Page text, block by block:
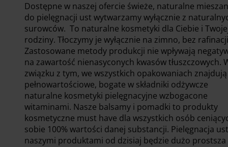
Dostępne w naszej ofercie świeże, naturalne
do pielęgnacji ust wytwarzamy wyłącznie z
surowców. To naturalne kosmetyki dla Ciebie i
rodziny. Tłoczymy je wyłącznie na zimno, bez
Zastosowane metody produkcji nie wpływają
na zawartość nienasyconych kwasów tłuszczowych.
związku z tym, we wszystkich opakowaniach
pełnowartościowe, bogate w składniki odżywcze
naturalne kosmetyki pielęgnacyjne wzbogacone
witaminami. Nasze balsamy i pomadki to produkty
kosmetyczne must have dla wszystkich osób
sobie 100% wartości danej substancji. Pielęgnacja
naszymi produktami od dzisiaj będzie dużo prostsza